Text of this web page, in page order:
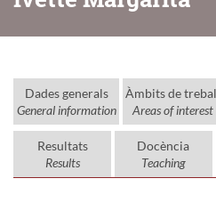
Dades generals
General information
Àmbits de
Areas of interest
Resultats
Results
Docència
Teaching